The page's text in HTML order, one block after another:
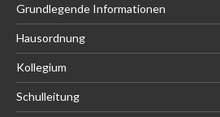
Grundlegende Informationen
Hausordnung
Kollegium
Schulleitung